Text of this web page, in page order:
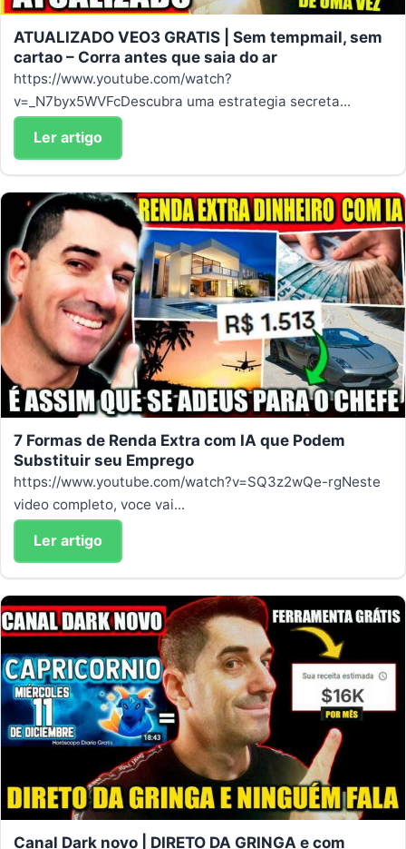
ATUALIZADO VEO3 GRATIS | Sem tempmail, sem
cartao – Corra antes que saia do ar
https://www.youtube.com/watch?
v=_N7byx5WVFcDescubra uma estrategia secreta...
Ler artigo
7 Formas de Renda Extra com IA que Podem
Substituir seu Emprego
https://www.youtube.com/watch?v=SQ3z2wQe-rgNeste
video completo, voce vai...
Ler artigo
Canal Dark novo | DIRETO DA GRINGA e com